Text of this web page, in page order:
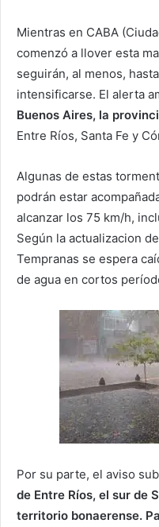
Mientras en CABA
comenzó a llover esta
seguirán, al menos,
intensificarse. El alerta
Buenos Aires, la
Entre Ríos, Santa Fe y
Algunas de estas
podrán estar
alcanzar los 75 km/h,
Según la actualizacion
Tempranas se espera
de agua en cortos
Por su parte, el aviso
de Entre Ríos, el sur de
territorio bonaerense.